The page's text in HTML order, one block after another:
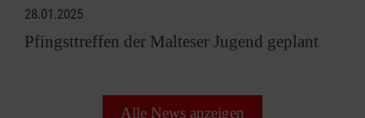
28.01.2025
Pfingsttreffen der Malteser Jugend geplant
Alle News anzeigen